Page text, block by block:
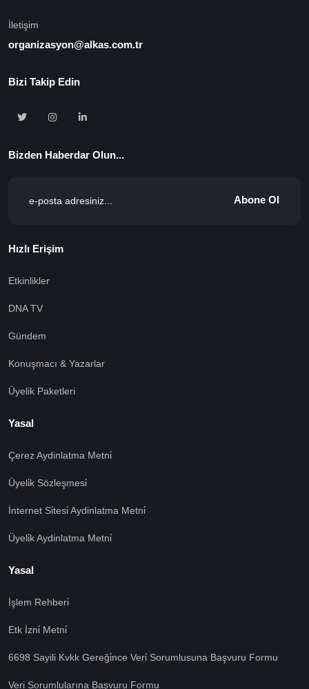
İletişim
organizasyon@alkas.com.tr
Bizi Takip Edin
Bizden Haberdar Olun...
Abone Ol
Hızlı Erişim
Etkinlikler
DNA TV
Gündem
Konuşmacı & Yazarlar
Üyelik Paketleri
Yasal
Çerez Aydinlatma Metni̇
Üyeli̇k Sözleşmesi̇
İnternet Si̇tesi̇ Aydinlatma Metni̇
Üyeli̇k Aydinlatma Metni̇
Yasal
İşlem Rehberi̇
Etk İzni̇ Metni̇
6698 Sayili Kvkk Gereği̇nce Veri̇ Sorumlusuna Başvuru Formu
Veri Sorumlularına Başvuru Formu
şekilde çerezler kullanmaktayız. Çerezleri nasıl
inceleyebilirsiniz Bu siteye giriş yaparak çerez